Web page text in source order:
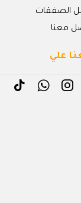
الصفقات
معنا
علي